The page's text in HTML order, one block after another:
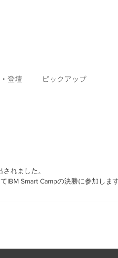
登壇 ピックアップ
れました。
Smart Campの決勝に参加します